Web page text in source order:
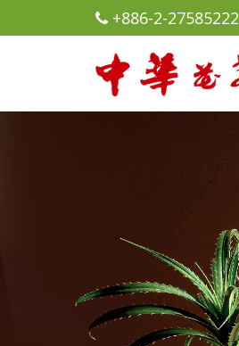
+886-2-27585222